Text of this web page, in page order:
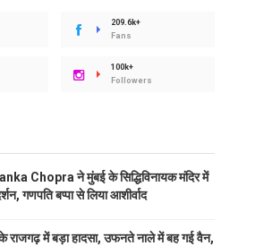
209.6k+
Fans
100k+
Followers
Chopra ने मुंबई के सिद्धिविनायक मंदिर में
गणपति बप्पा से लिया आशीर्वाद
राजगढ़ में बड़ा हादसा, उफनते नाले में बह गई वैन,